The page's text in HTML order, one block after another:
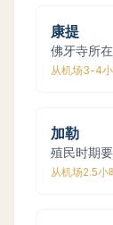
康提
佛牙寺所
从机场3-4
加勒
殖民时期
从机场2.5小